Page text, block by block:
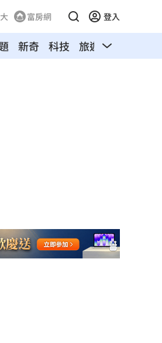
富房網 登入
新奇 科技 旅遊 汽車